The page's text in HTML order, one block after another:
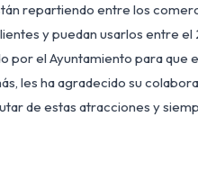
repartiendo entre los
y puedan usarlos entre
por el Ayuntamiento para que
les ha agradecido su
de estas atracciones y